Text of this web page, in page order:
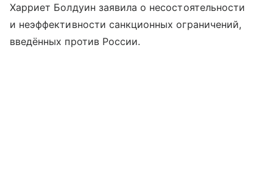
Харриет Болдуин заявила о несостоятельности
и неэффективности санкционных ограничений,
введённых против России.